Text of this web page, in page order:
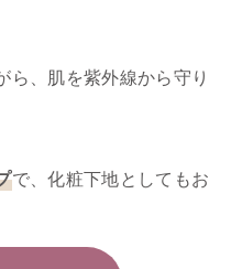
ら、肌を紫外線から守り
で、化粧下地としてもお